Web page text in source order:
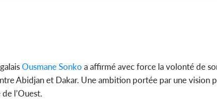
OusmaneSonko a affirmé avec force la volonté de
Abidjan et Dakar. Une ambition portée par une vision
l’Ouest.